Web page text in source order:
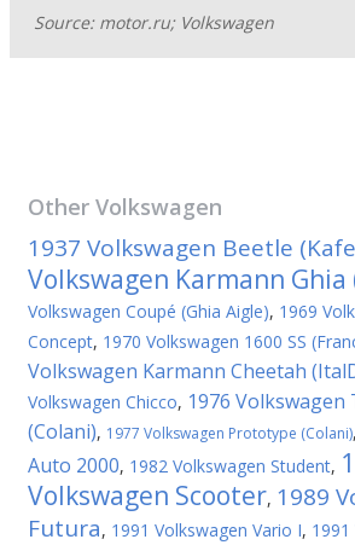
Source: motor.ru; Volkswagen
Other Volkswagen
1937 Volkswagen Beetle
Volkswagen Karmann Ghia
Volkswagen Coupé (Ghia Aigle), 1969
Concept, 1970 Volkswagen 1600 SS
Volkswagen Karmann Cheetah
Volkswagen Chicco, 1976
(Colani), 1977 Volkswagen Prototype (Colani),
Auto 2000, 1982 Volkswagen Student,
Volkswagen Scooter, 1989
Futura, 1991 Volkswagen Vario I, 1991